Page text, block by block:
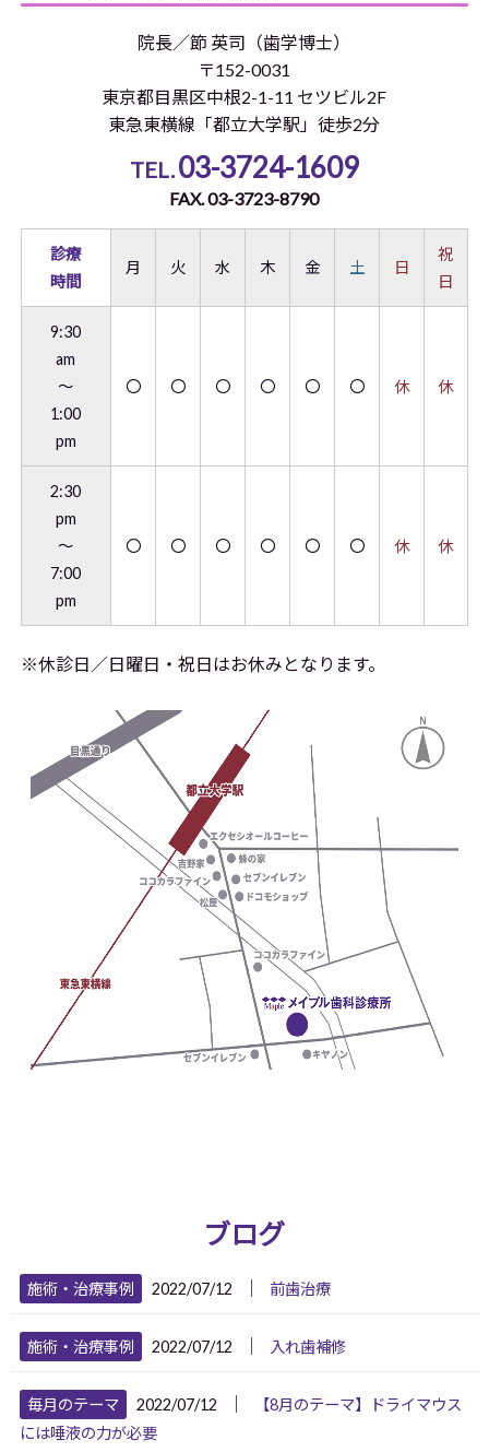
院長／節 英司（歯学博士）
〒152-0031
東京都目黒区中根2-1-11 セツビル2F
東急東横線「都立大学駅」徒歩2分
TEL.03-3724-1609
FAX. 03-3723-8790
診療
時間
月 火 水 木 金 土 日
祝
日
9:30
am
～
1:00
pm
〇 〇 〇 〇 〇 〇 休 休
2:30
pm
～
7:00
pm
〇 〇 〇 〇 〇 〇 休 休
※休診日／日曜日・祝日はお休みとなります。
ブログ
施術・治療事例 2022/07/12 前歯治療
施術・治療事例 2022/07/12 入れ歯補修
毎月のテーマ 2022/07/12
【8月のテーマ】ドライマウス
には唾液の力が必要